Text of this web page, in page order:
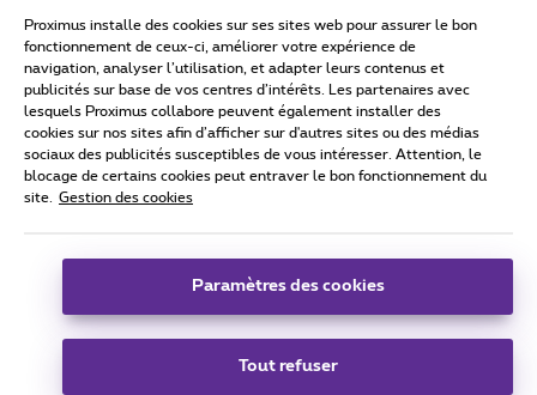
Conditions d'utilisation Accessibility statement
Tous droits réservés. © 2026 Proximus
Conditions générales, info consommateur
Coordonnées de l’entreprise
Boulevard du Roi Albert II 27 - B-1030 Bruxelles.
Proximus installe des cookies sur ses sites web pour assurer le bon
fonctionnement de ceux-ci, améliorer votre expérience de
navigation, analyser l’utilisation, et adapter leurs contenus et
publicités sur base de vos centres d’intérêts. Les partenaires avec
lesquels Proximus collabore peuvent également installer des
cookies sur nos sites afin d’afficher sur d'autres sites ou des médias
sociaux des publicités susceptibles de vous intéresser. Attention, le
blocage de certains cookies peut entraver le bon fonctionnement du
site.
Gestion des cookies
Paramètres des cookies
Tout refuser